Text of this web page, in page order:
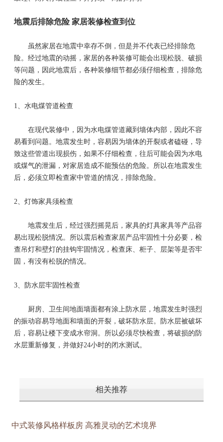
地震后排除危险 家居装修检查到位
虽然家居在地震中幸存不倒，但是并不代表已经排除危
险。经过地震的动摇，家居的各种装修可能会出现松脱、破损
等问题，因此地震后，各种装修细节都必须仔细检查，排除危
险的发生。
1、水电煤管道检查
在现代装修中，因为水电煤管道藏到墙体内部，因此不容
易看到问题。地震发生时，容易因为墙体的开裂或者磕碰，导
致这些管道出现损伤，如果不仔细检查，往后可能会因为水电
或煤气的泄漏，对家居造成不能预估的危险。所以在地震发生
后，必须立即检查家中管道的情况，排除危险。
2、灯饰家具须检查
地震发生后，经过强烈摇晃后，家具的灯具家具等产品容
易出现松脱情况。所以震后检查家居产品牢固性十分必要，检
查吊灯和壁灯的挂钩牢固情况，检查床、柜子、层架等是否牢
固，有没有松脱的情况。
3、 防水层牢固性检查
厨房、卫生间地面墙面都有涂上防水层，地震发生时强烈
的振动容易导地面和墙面的开裂，破坏防水层。防水层被破坏
后，容易让楼下变成水帘洞。所以必须尽快检查，将破损的防
水层重新修复，并做好24小时的闭水测试。
相关推荐
中式装修风格样板房 高雅灵动的艺术境界